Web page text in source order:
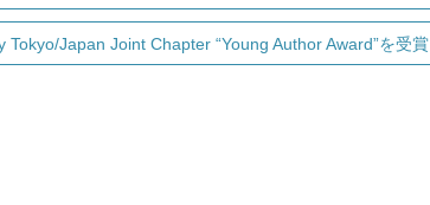
Japan Joint Chapter “Young Author Award”を受賞